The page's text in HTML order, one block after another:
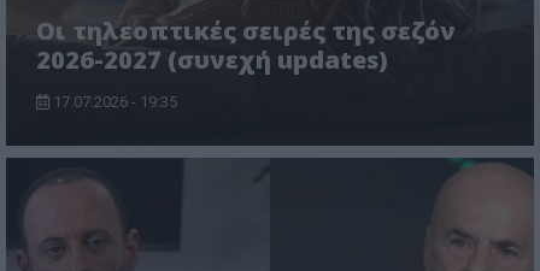
Οι τηλεοπτικές σειρές της σεζόν
2026-2027 (συνεχή updates)
17.07.2026 - 19:35